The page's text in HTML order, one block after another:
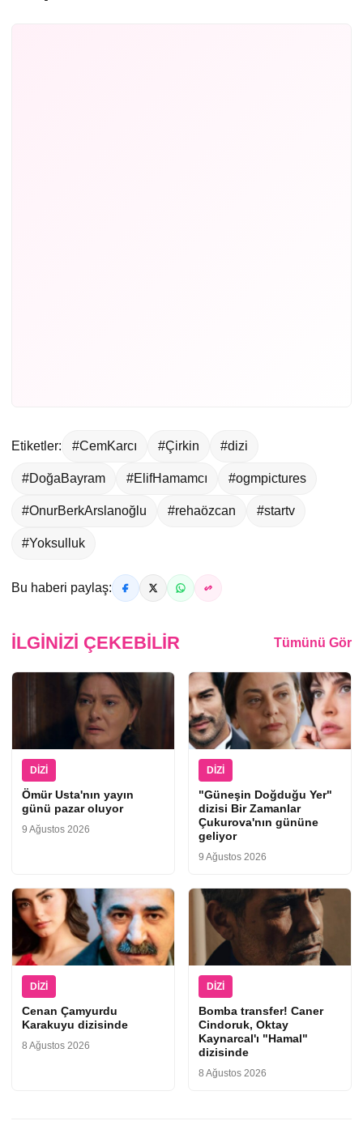
Etiketler: #CemKarcı #Çirkin #dizi
#DoğaBayram #ElifHamamcı #ogmpictures
#OnurBerkArslanoğlu #rehaözcan #startv
#Yoksulluk
Bu haberi paylaş:
İLGINIZI ÇEKEBILIR Tümünü Gör
DIZI
Ömür Usta'nın yayın
günü pazar oluyor
9 Ağustos 2026
DIZI
"Güneşin Doğduğu Yer"
dizisi Bir Zamanlar
Çukurova'nın gününe
geliyor
9 Ağustos 2026
DIZI
Cenan Çamyurdu
Karakuyu dizisinde
8 Ağustos 2026
DIZI
Bomba transfer! Caner
Cindoruk, Oktay
Kaynarcal'ı "Hamal"
dizisinde
8 Ağustos 2026